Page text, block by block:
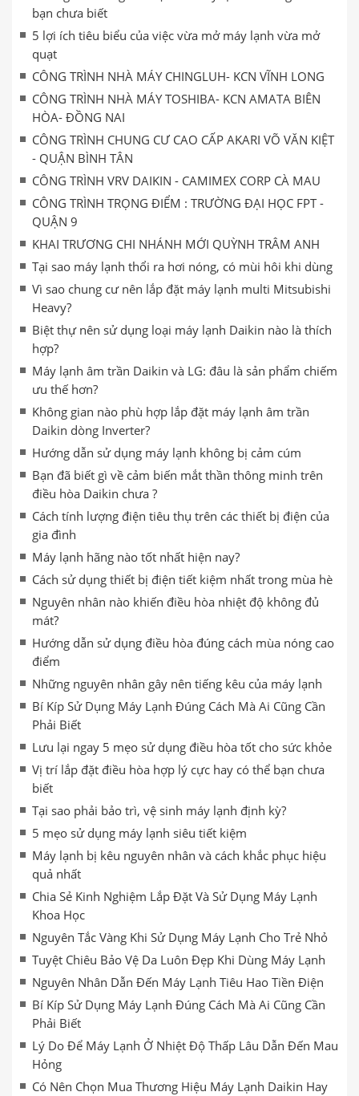
bạn chưa biết
5 lợi ích tiêu biểu của việc vừa mở máy lạnh vừa mở
quạt
CÔNG TRÌNH NHÀ MÁY CHINGLUH- KCN VĨNH LONG
CÔNG TRÌNH NHÀ MÁY TOSHIBA- KCN AMATA BIÊN
HÒA- ĐỒNG NAI
CÔNG TRÌNH CHUNG CƯ CAO CẤP AKARI VÕ VĂN KIỆT
- QUẬN BÌNH TÂN
CÔNG TRÌNH VRV DAIKIN - CAMIMEX CORP CÀ MAU
CÔNG TRÌNH TRỌNG ĐIỂM : TRƯỜNG ĐẠI HỌC FPT -
QUẬN 9
​​KHAI TRƯƠNG CHI NHÁNH MỚI QUỲNH TRÂM ANH
Tại sao máy lạnh thổi ra hơi nóng, có mùi hôi khi dùng
Vì sao chung cư nên lắp đặt máy lạnh multi Mitsubishi
Heavy?
Biệt thự nên sử dụng loại máy lạnh Daikin nào là thích
hợp?
Máy lạnh âm trần Daikin và LG: đâu là sản phẩm chiếm
ưu thế hơn?
Không gian nào phù hợp lắp đặt máy lạnh âm trần
Daikin dòng Inverter?
Hướng dẫn sử dụng máy lạnh không bị cảm cúm
Bạn đã biết gì về cảm biến mắt thần thông minh trên
điều hòa Daikin chưa ?
Cách tính lượng điện tiêu thụ trên các thiết bị điện của
gia đình
Máy lạnh hãng nào tốt nhất hiện nay?
Cách sử dụng thiết bị điện tiết kiệm nhất trong mùa hè
Nguyên nhân nào khiến điều hòa nhiệt độ không đủ
mát?
Hướng dẫn sử dụng điều hòa đúng cách mùa nóng cao
điểm
Những nguyên nhân gây nên tiếng kêu của máy lạnh
Bí Kíp Sử Dụng Máy Lạnh Đúng Cách Mà Ai Cũng Cần
Phải Biết
Lưu lại ngay 5 mẹo sử dụng điều hòa tốt cho sức khỏe
Vị trí lắp đặt điều hòa hợp lý cực hay có thể bạn chưa
biết
Tại sao phải bảo trì, vệ sinh máy lạnh định kỳ?
5 mẹo sử dụng máy lạnh siêu tiết kiệm
Máy lạnh bị kêu nguyên nhân và cách khắc phục hiệu
quả nhất
Chia Sẻ Kinh Nghiệm Lắp Đặt Và Sử Dụng Máy Lạnh
Khoa Học
Nguyên Tắc Vàng Khi Sử Dụng Máy Lạnh Cho Trẻ Nhỏ
Tuyệt Chiêu Bảo Vệ Da Luôn Đẹp Khi Dùng Máy Lạnh
Nguyên Nhân Dẫn Đến Máy Lạnh Tiêu Hao Tiền Điện
Bí Kíp Sử Dụng Máy Lạnh Đúng Cách Mà Ai Cũng Cần
Phải Biết
Lý Do Để Máy Lạnh Ở Nhiệt Độ Thấp Lâu Dẫn Đến Mau
Hỏng
Có Nên Chọn Mua Thương Hiệu Máy Lạnh Daikin Hay